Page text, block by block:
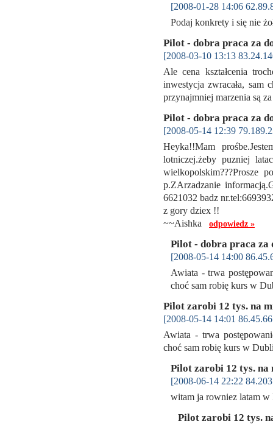
[2008-01-28 14:06
Podaj konkrety i się nie
Pilot - dobra praca za
[2008-03-10 13:13
Ale cena kształcenia
inwestycja zwracała, sam
przynajmniej marzenia są
Pilot - dobra praca za
[2008-05-14 12:39
Heyka!!Mam
lotniczej.żeby puzniej
wielkopolskim???Prosze
p.ZArzadzanie
6621032 badz
z gory dziex !!
~~Aishka odpowiedz »
Pilot - dobra praca za
[2008-05-14 14:00
Awiata - trwa
choć sam robię kurs w
Pilot zarobi 12 tys. na
[2008-05-14 14:01
Awiata - trwa
choć sam robię kurs w
Pilot zarobi 12 tys. na
[2008-06-14 22:22
witam ja rowniez latam
Pilot zarobi 12 tys.